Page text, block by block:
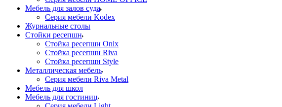
Мебель для залов суда
Серия мебели Kodex
Журнальные столы
Стойки ресепшн
Стойка ресепшн Onix
Стойка ресепшн Riva
Стойка ресепшн Style
Металлическая мебель
Серия мебели Riva Metal
Мебель для школ
Мебель для гостиниц